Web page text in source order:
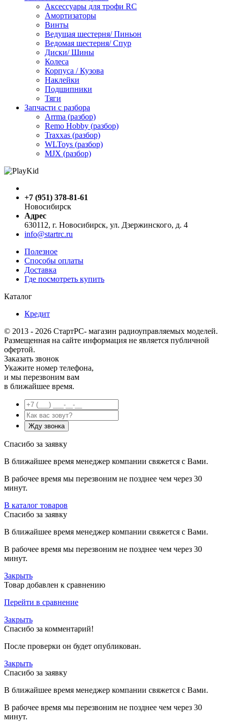
Аксессуары для трофи RC
Амортизаторы
Винты
Ведущая шестерня/ Пиньон
Ведомая шестерня/ Спур
Диски/ Шины
Колеса
Корпуса / Кузова
Наклейки
Подшипники
Тяги
Запчасти с разбора
Arrma (разбор)
Remo Hobby (разбор)
Traxxas (разбор)
WLToys (разбор)
MJX (разбор)
+7 (951) 378-81-61
Новосибирск
Адрес
630112, г. Новосибирск, ул. Дзержинского, д. 4
info@startrc.ru
Полезное
Способы оплаты
Доставка
Где посмотреть купить
Каталог
Кредит
© 2013 - 2026 СтартРС- магазин радиоуправляемых моделей.
Размещенная на сайте информация не является публичной
офертой.
Заказать звонок
Укажите номер телефона,
и мы перезвоним вам
в ближайшее время.
Спасибо за заявку
В ближайшее время менеджер компании свяжется с Вами.
В рабочее время мы перезвоним не позднее чем через 30
минут.
В каталог товаров
Спасибо за заявку
В ближайшее время менеджер компании свяжется с Вами.
В рабочее время мы перезвоним не позднее чем через 30
минут.
Закрыть
Товар добавлен к сравнению
Перейти в сравнение
Закрыть
Спасибо за комментарий!
После проверки он будет опубликован.
Закрыть
Спасибо за заявку
В ближайшее время менеджер компании свяжется с Вами.
В рабочее время мы перезвоним не позднее чем через 30
минут.